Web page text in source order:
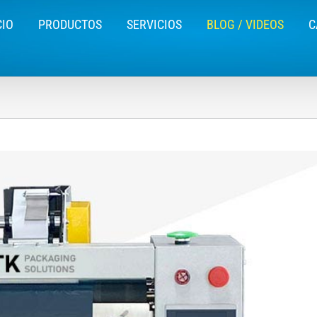
PRODUCTOS SERVICIOS BLOG / VIDEOS